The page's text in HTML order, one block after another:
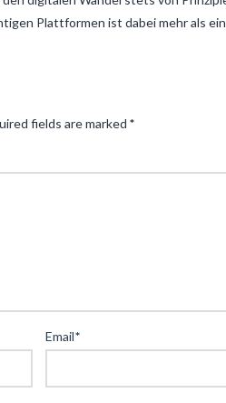
Plattformen ist dabei mehr als
fields are marked *
Email*